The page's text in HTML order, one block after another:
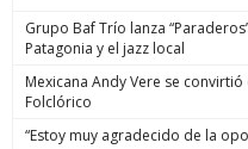
Grupo Baf Trío lanza
Patagonia y el jazz local
Mexicana Andy Vere se
Folclórico
“Estoy muy agradecido de la